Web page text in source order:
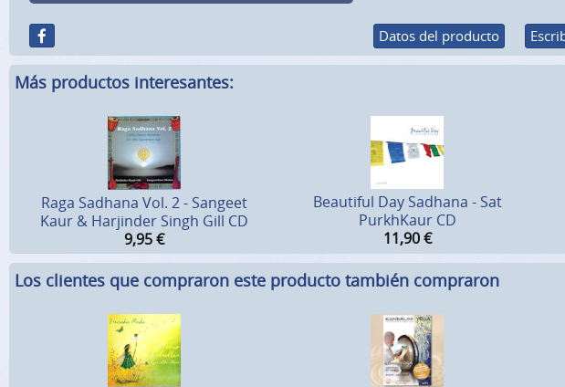
Datos del producto
Más productos interesantes:
Raga Sadhana Vol. 2 - Sangeet
Kaur & Harjinder Singh Gill CD
9,95€
Beautiful Day Sadhana - Sat
PurkhKaur CD
11,90 €
Los clientes que compraron este producto también compraron